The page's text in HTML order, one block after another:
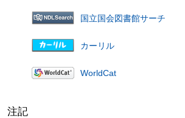
国立国会図書館サーチ
カーリル
WorldCat
注記